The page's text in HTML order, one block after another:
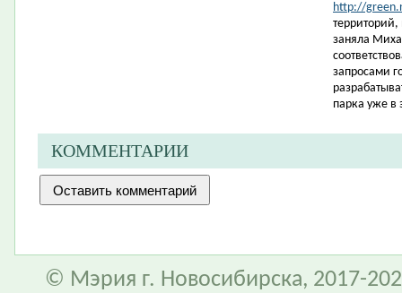
http://
территорий,
заняла
запросами
парка уже в
КОММЕНТАРИИ
© Мэрия г. Новосибирска, 2017-